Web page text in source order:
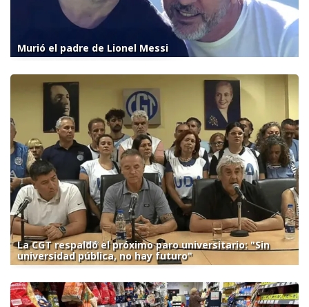
Murió el padre de Lionel Messi
La CGT respaldó el próximo paro universitario: "Sin
universidad pública, no hay futuro"